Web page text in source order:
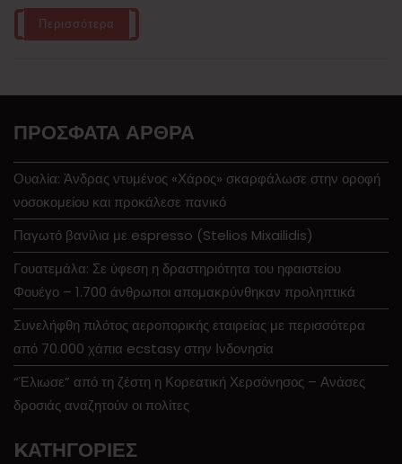
Περισσότερα
ΠΡΌΣΦΑΤΑ ΆΡΘΡΑ
Ουαλία: Άνδρας ντυμένος «Χάρος» σκαρφάλωσε στην οροφή
νοσοκομείου και προκάλεσε πανικό
Παγωτό βανίλια με espresso (Stelios Mixailidis)
Γουατεμάλα: Σε ύφεση η δραστηριότητα του ηφαιστείου
Φουέγο – 1.700 άνθρωποι απομακρύνθηκαν προληπτικά
Συνελήφθη πιλότος αεροπορικής εταιρείας με περισσότερα
από 70.000 χάπια ecstasy στην Ινδονησία
“Έλιωσε” από τη ζέστη η Κορεατική Χερσόνησος – Ανάσες
δροσιάς αναζητούν οι πολίτες
KΑΤΗΓΟΡΊΕΣ